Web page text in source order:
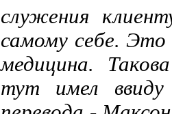
служения
самому себе.
медицина.
тут имел